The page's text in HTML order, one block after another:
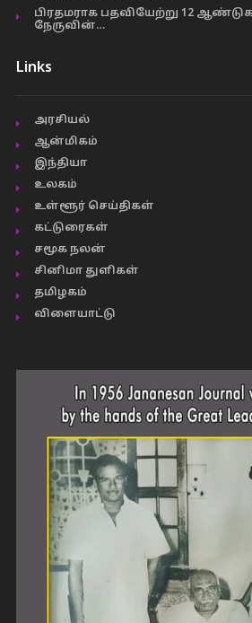
பிரதமராக பதவியேற்று 12
நேருவின்…
Links
அரசியல்
ஆன்மிகம்
இந்தியா
உலகம்
உள்ளூர் செய்திகள்
கட்டுரைகள்
சமூக நலன்
சினிமா துளிகள்
தமிழகம்
விளையாட்டு